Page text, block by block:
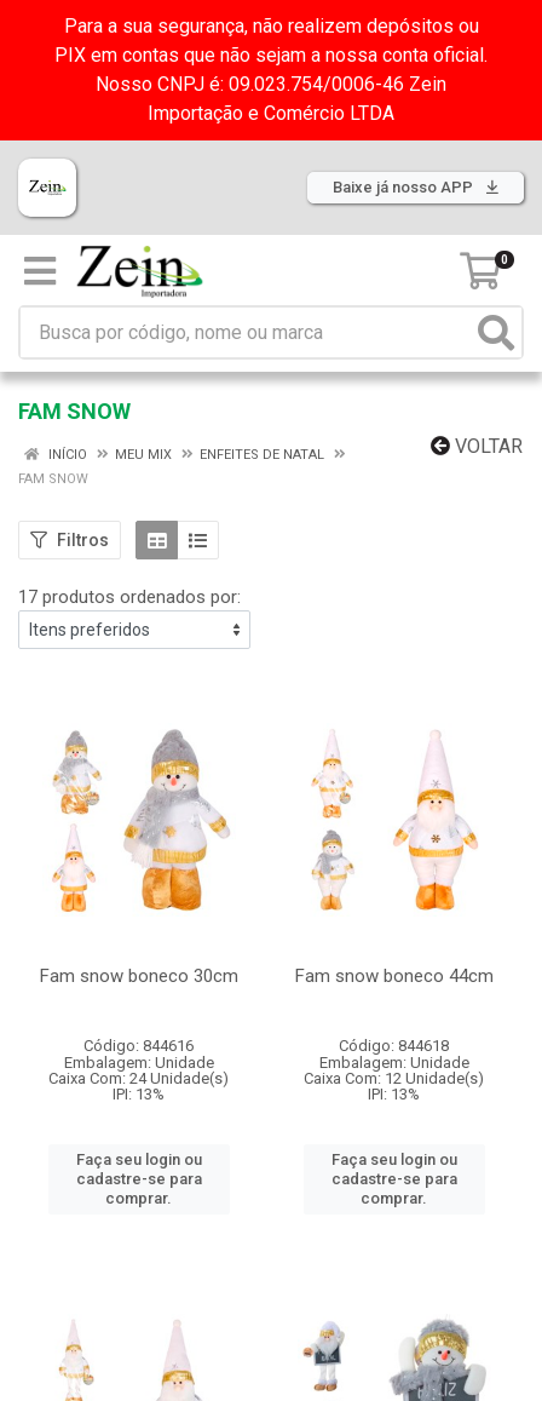
Para a sua segurança, não realizem depósitos ou
PIX em contas que não sejam a nossa conta oficial.
Nosso CNPJ é: 09.023.754/0006-46 Zein
Importação e Comércio LTDA
Baixe já nosso APP
0
FAM SNOW
VOLTAR
INÍCIO MEU MIX
ENFEITES DE NATAL
FAM SNOW
Filtros
17 produtos ordenados por:
Fam snow boneco 30cm
Código: 844616
Embalagem: Unidade
Caixa Com: 24 Unidade(s)
IPI: 13%
Faça seu login ou
cadastre-se para
comprar.
Fam snow boneco 44cm
Código: 844618
Embalagem: Unidade
Caixa Com: 12 Unidade(s)
IPI: 13%
Faça seu login ou
cadastre-se para
comprar.